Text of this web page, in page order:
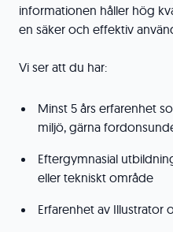
informationen håller hög
en säker och effektiv
Vi ser att du har:
Minst 5 års erfarenhet
miljö, gärna
Eftergymnasial
eller tekniskt område
Erfarenhet av Illustrator